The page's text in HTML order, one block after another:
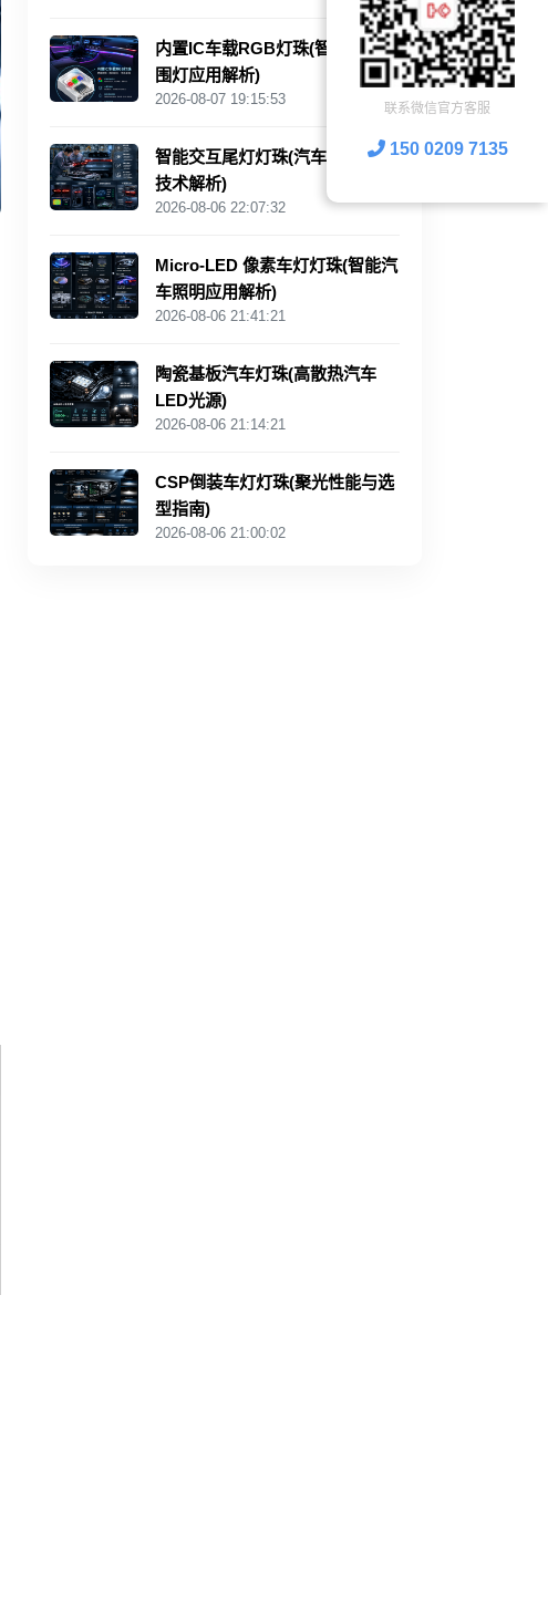
内置IC车载RGB灯珠(智能汽车氛
围灯应用解析)
2026-08-07 19:15:53
智能交互尾灯灯珠(汽车灯光交互
技术解析)
2026-08-06 22:07:32
Micro-LED 像素车灯灯珠(智能汽
车照明应用解析)
2026-08-06 21:41:21
陶瓷基板汽车灯珠(高散热汽车
LED光源)
2026-08-06 21:14:21
CSP倒装车灯灯珠(聚光性能与选
型指南)
2026-08-06 21:00:02
联系微信官方客服
150 0209 7135